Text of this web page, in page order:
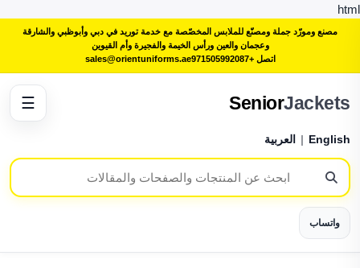
html
مصنع ومورّد جملة ومصنّع للملابس المخصّصة مع خدمة توريد في دبي وأبوظبي والشارقة
وعجمان والعين ورأس الخيمة والفجيرة وأم القيوين
اتصل +971505992087
sales@orientuniforms.ae
SeniorJackets
English
| العربية
واتساب
☰